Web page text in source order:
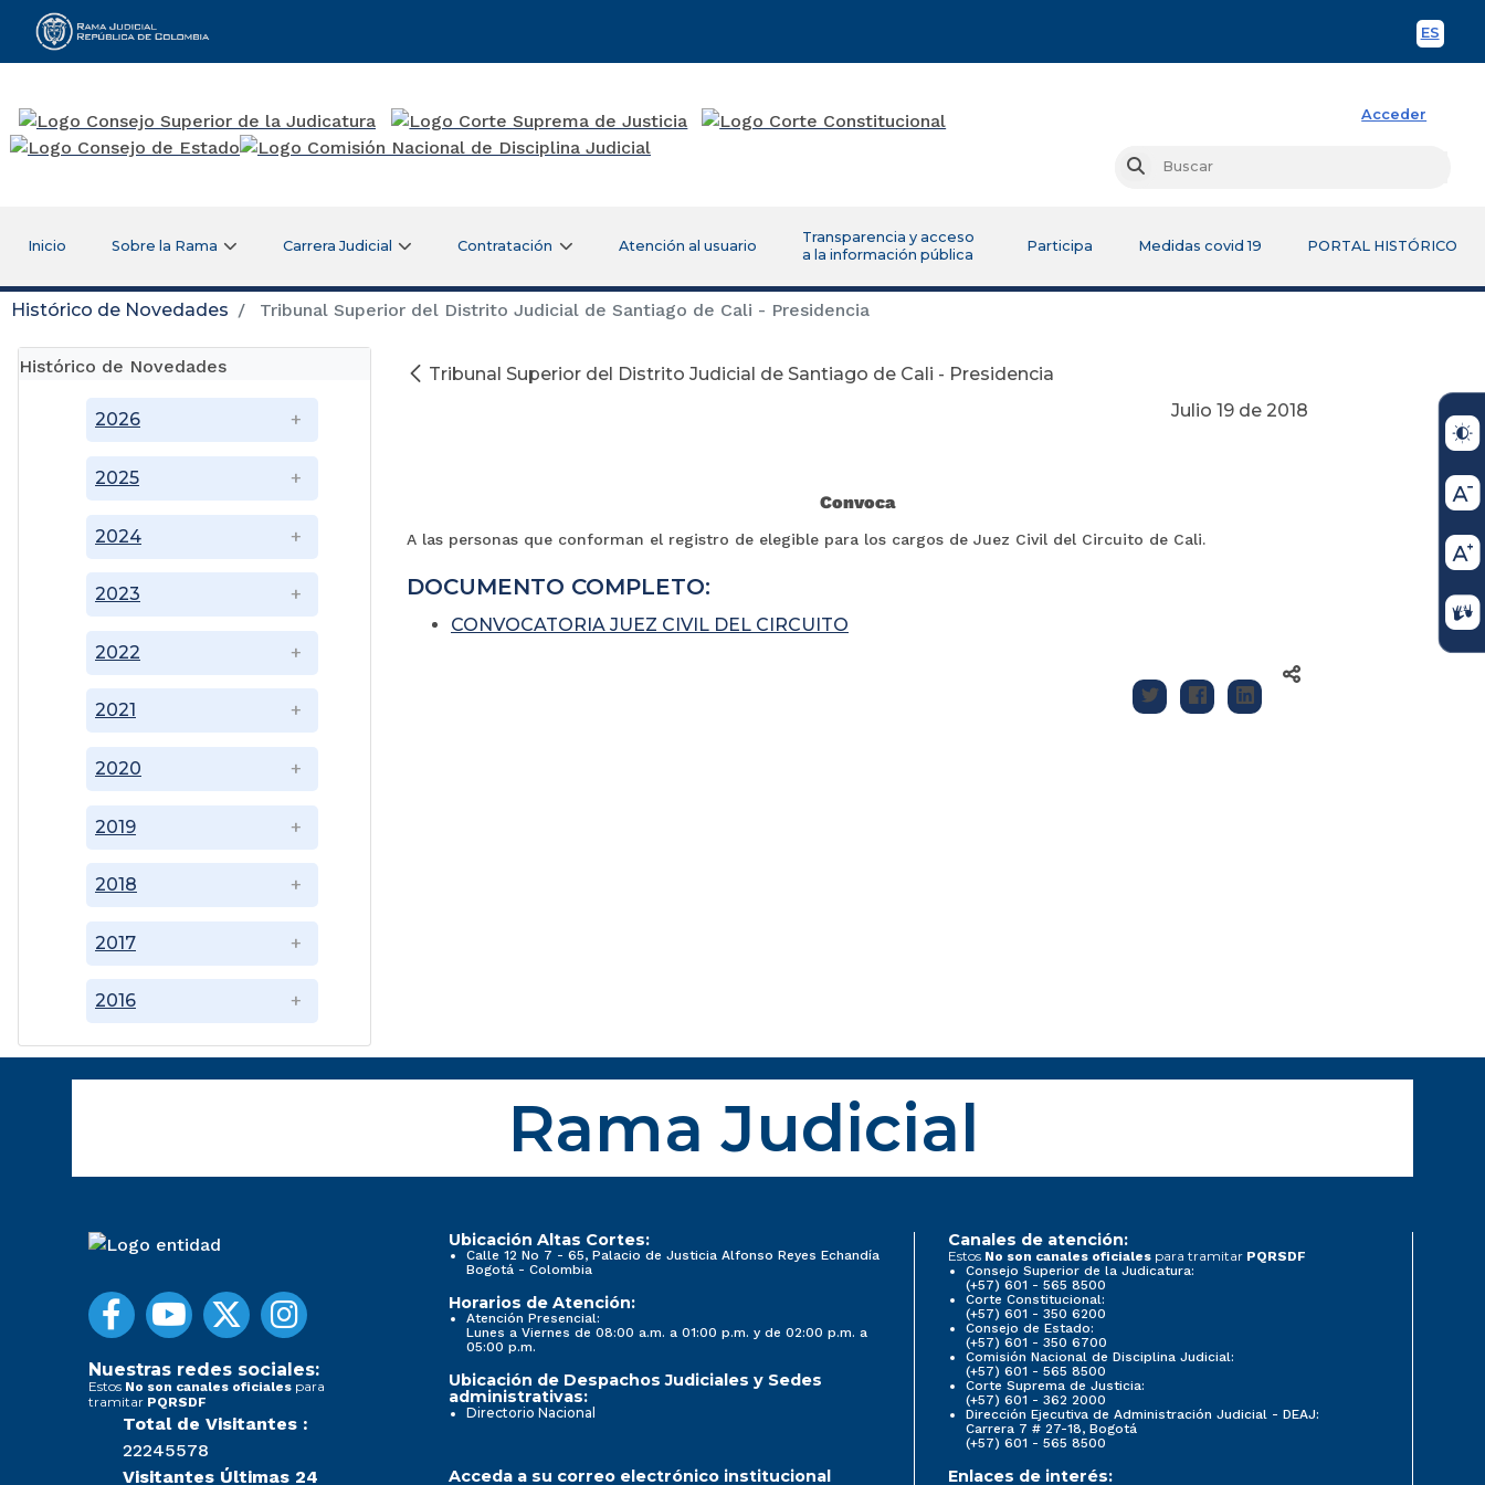
ES
Rama Judicial
Acceder
Buscar
Inicio Sobre la Rama Carrera Judicial Contratación Atención al usuario
Transparencia y acceso
a la información pública
Participa Medidas covid 19 PORTAL HISTÓRICO
Histórico de Novedades Tribunal Superior del Distrito Judicial de Santiago de Cali - Presidencia
Histórico de Novedades
2016
2017
2018
2019
2020
2021
2022
2023
2024
2025
2026
Tribunal Superior del Distrito Judicial de Santiago de Cali - Presidencia
Julio 19 de 2018
Convoca
A las personas que conforman el registro de elegible para los cargos de Juez Civil del Circuito de Cali.
DOCUMENTO COMPLETO:
CONVOCATORIA JUEZ CIVIL DEL CIRCUITO
Rama Judicial
Nuestras redes sociales:
Estos No son canales oficiales para
tramitar PQRSDF
Total de Visitantes :
22245578
Visitantes Últimas 24
Ubicación Altas Cortes:
Calle 12 No 7 - 65, Palacio de Justicia Alfonso Reyes Echandía
Bogotá - Colombia
Horarios de Atención:
Atención Presencial:
Lunes a Viernes de 08:00 a.m. a 01:00 p.m. y de 02:00 p.m. a
05:00 p.m.
Ubicación de Despachos Judiciales y Sedes
administrativas:
Directorio Nacional
Canales de atención:
Estos No son canales oficiales para tramitar PQRSDF
Consejo Superior de la Judicatura:
(+57) 601 - 565 8500
Corte Constitucional:
(+57) 601 - 350 6200
Consejo de Estado:
(+57) 601 - 350 6700
Comisión Nacional de Disciplina Judicial:
(+57) 601 - 565 8500
Corte Suprema de Justicia:
(+57) 601 - 362 2000
Dirección Ejecutiva de Administración Judicial - DEAJ:
Carrera 7 # 27-18, Bogotá
(+57) 601 - 565 8500
Acceda a su correo electrónico institucional Enlaces de interés: